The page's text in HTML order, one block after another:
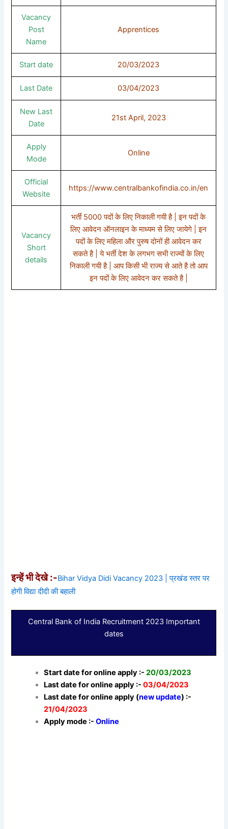
Vacancy
Post
Name
Apprentices
Start date 20/03/2023
Last Date 03/04/2023
New Last
Date
21st April, 2023
Apply
Mode
Online
Official
Website
https://www.centralbankofindia.co.in/en
Vacancy
Short
details
भर्ती 5000 पदों के लिए निकाली गयी है | इन पदों के
लिए आवेदन ऑनलाइन के माध्यम से लिए जायेगे | इन
पदों के लिए महिला और पुरुष दोनों ही आवेदन कर
सकते है | ये भर्ती देश के लगभग सभी राज्यों के लिए
निकाली गयी है | आप किसी भी राज्य से आते है तो आप
इन पदों के लिए आवेदन कर सकते है |
इन्हें भी देखे :-Bihar Vidya Didi Vacancy 2023 | प्रखंड स्तर पर
होगी विद्या दीदी की बहाली
Central Bank of India Recruitment 2023 Important
dates
Start date for online apply :-20/03/2023
Last date for online apply :-03/04/2023
Last date for online apply (new update) :-
21/04/2023
Apply mode :- Online